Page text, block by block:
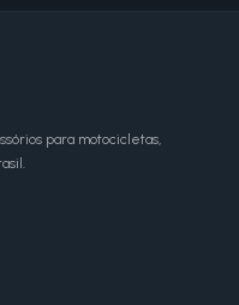
para motocicletas,